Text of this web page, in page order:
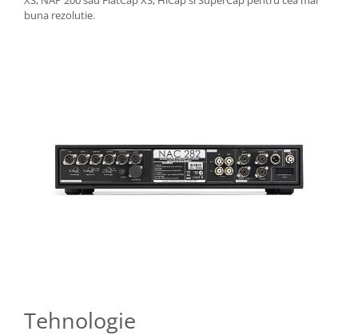
buna rezolutie.
Tehnologie